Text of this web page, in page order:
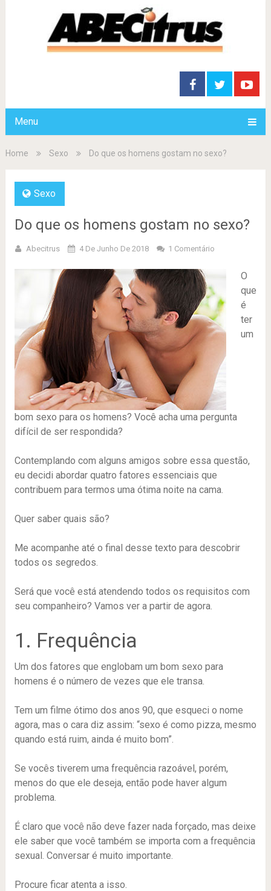
Menu
Home Sexo Do que os homens gostam no sexo?
Sexo
Do que os homens gostam no sexo?
Abecitrus 4 De Junho De 2018 1 Comentário
O
que
é
ter
um
bom sexo para os homens? Você acha uma pergunta
difícil de ser respondida?
Contemplando com alguns amigos sobre essa questão,
eu decidi abordar quatro fatores essenciais que
contribuem para termos uma ótima noite na cama.
Quer saber quais são?
Me acompanhe até o final desse texto para descobrir
todos os segredos.
Será que você está atendendo todos os requisitos com
seu companheiro? Vamos ver a partir de agora.
1. Frequência
Um dos fatores que englobam um bom sexo para
homens é o número de vezes que ele transa.
Tem um filme ótimo dos anos 90, que esqueci o nome
agora, mas o cara diz assim: “sexo é como pizza, mesmo
quando está ruim, ainda é muito bom”.
Se vocês tiverem uma frequência razoável, porém,
menos do que ele deseja, então pode haver algum
problema.
É claro que você não deve fazer nada forçado, mas deixe
ele saber que você também se importa com a frequência
sexual. Conversar é muito importante.
Procure ficar atenta a isso.